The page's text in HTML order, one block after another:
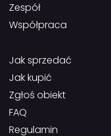
Zespół
Współpraca
Jak sprzedać
Jak kupić
Zgłoś obiekt
FAQ
Regulamin